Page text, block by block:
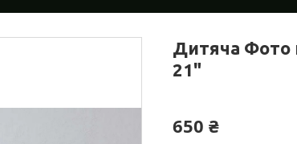
Дитяча Фото
21"
650 ₴